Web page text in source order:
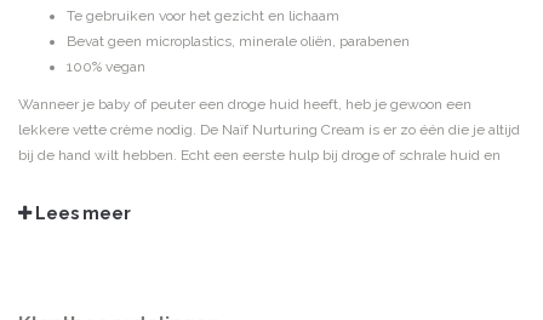
Te gebruiken voor het gezicht en lichaam
Bevat geen microplastics, minerale oliën, parabenen
100% vegan
Wanneer je baby of peuter een droge huid heeft, heb je gewoon een
lekkere vette crème nodig. De Naïf Nurturing Cream is er zo één die je altijd
bij de hand wilt hebben. Echt een eerste hulp bij droge of schrale huid en
in. Dus je snapt, perfect voor een zachte en soepele babyhuid. Ook als
Lees meer